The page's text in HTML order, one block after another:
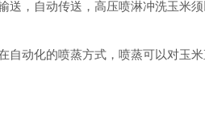
送，自动传送，高压喷淋冲洗玉米
自动化的喷蒸方式，喷蒸可以对玉